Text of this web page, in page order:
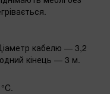
кабелю — 3,2
кінець — 3 м.